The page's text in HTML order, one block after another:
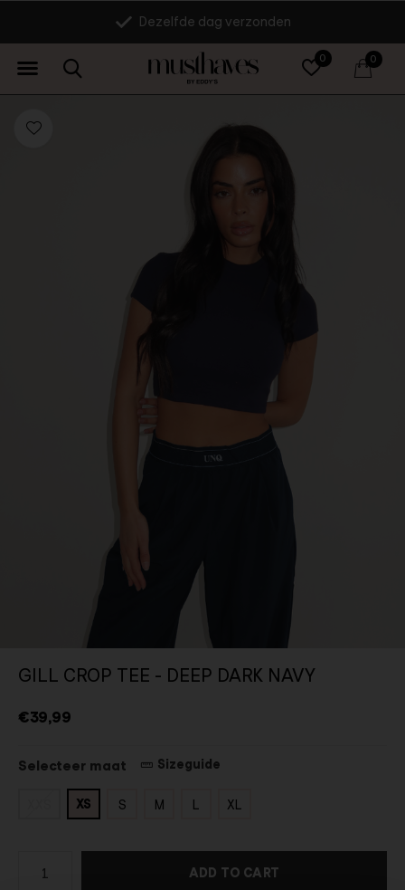
0 0
Dezelfde dag verzonden
GILL CROP TEE - DEEP DARK NAVY
€39,99
Selecteer maat Sizeguide
XS S M L XL
ADD TO CART